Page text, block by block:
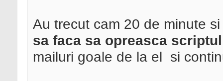
Au trecut cam 20 de minute
sa faca sa opreasca
mailuri goale de la el si